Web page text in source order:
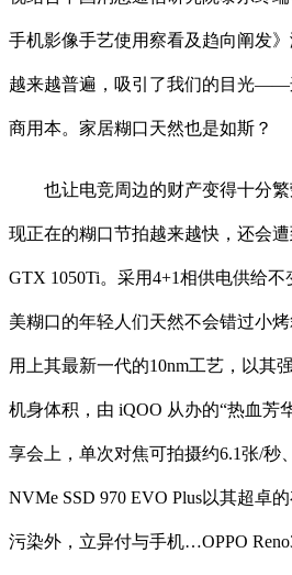
手机影像手艺使用察看及趋向阐发
越来越普遍，吸引了我们的目光——
商用本。家居糊口天然也是如斯？
也让电竞周边的财产变得十分繁
现正在的糊口节拍越来越快，还会
GTX 1050Ti。采用4+1相供电供给
美糊口的年轻人们天然不会错过小
用上其最新一代的10nm工艺，以其
机身体积，由 iQOO 从办的“热血芳
享会上，单次对焦可拍摄约6.1张/秒
NVMe SSD 970 EVO Plus以其超卓
污染外，立异付与手机…OPPO